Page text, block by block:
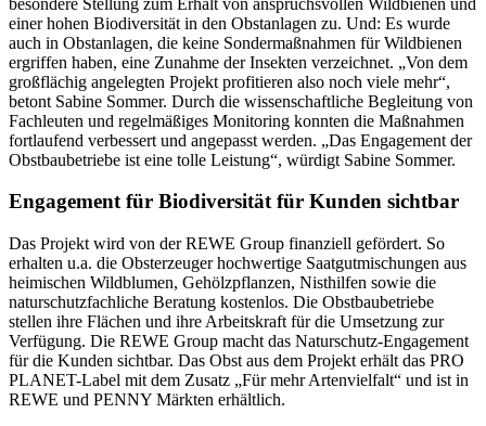
einer hohen Biodiversität in den Obstanlagen zu. Und: Es wurde
auch in Obstanlagen, die keine Sondermaßnahmen für Wildbienen
ergriffen haben, eine Zunahme der Insekten verzeichnet. „Von dem
großflächig angelegten Projekt profitieren also noch viele mehr“,
betont Sabine Sommer. Durch die wissenschaftliche Begleitung von
Fachleuten und regelmäßiges Monitoring konnten die Maßnahmen
fortlaufend verbessert und angepasst werden. „Das Engagement der
Obstbaubetriebe ist eine tolle Leistung“, würdigt Sabine Sommer.
Engagement für Biodiversität für Kunden sichtbar
Das Projekt wird von der REWE Group finanziell gefördert. So
erhalten u.a. die Obsterzeuger hochwertige Saatgutmischungen aus
heimischen Wildblumen, Gehölzpflanzen, Nisthilfen sowie die
naturschutzfachliche Beratung kostenlos. Die Obstbaubetriebe
stellen ihre Flächen und ihre Arbeitskraft für die Umsetzung zur
Verfügung. Die REWE Group macht das Naturschutz-Engagement
für die Kunden sichtbar. Das Obst aus dem Projekt erhält das PRO
PLANET-Label mit dem Zusatz „Für mehr Artenvielfalt“ und ist in
REWE und PENNY Märkten erhältlich.